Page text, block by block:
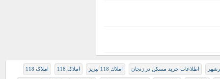
اطلاعات خرید مسکن در زنجان املاك 118 تبريز املاک 118 املاک 118